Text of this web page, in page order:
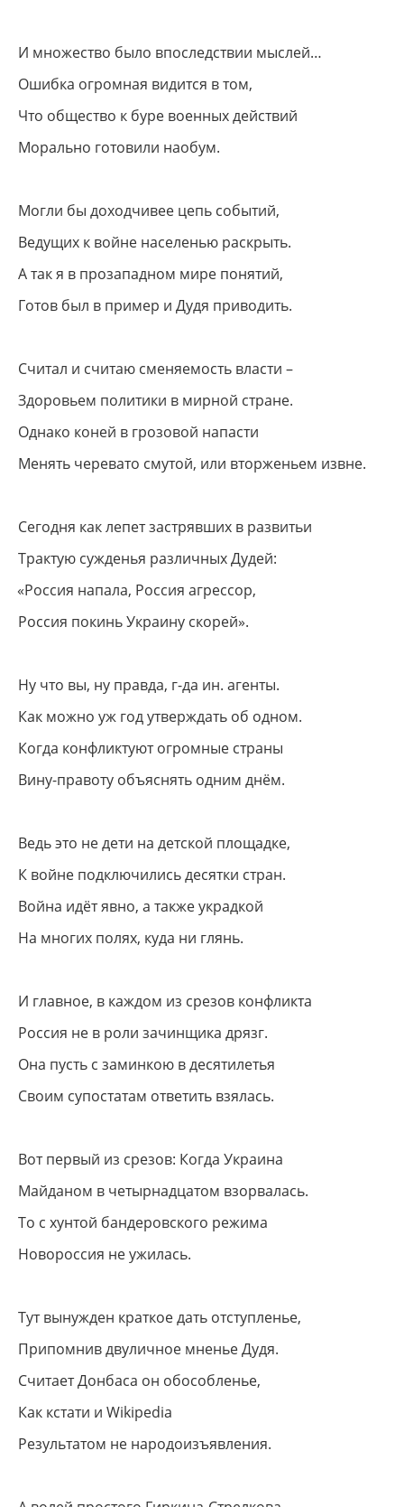
И множество было впоследствии мыслей…
Ошибка огромная видится в том,
Что общество к буре военных действий
Морально готовили наобум.
Могли бы доходчивее цепь событий,
Ведущих к войне населенью раскрыть.
А так я в прозападном мире понятий,
Готов был в пример и Дудя приводить.
Считал и считаю сменяемость власти –
Здоровьем политики в мирной стране.
Однако коней в грозовой напасти
Менять черевато смутой, или вторженьем извне.
Сегодня как лепет застрявших в развитьи
Трактую сужденья различных Дудей:
«Россия напала, Россия агрессор,
Россия покинь Украину скорей».
Ну что вы, ну правда, г-да ин. агенты.
Как можно уж год утверждать об одном.
Когда конфликтуют огромные страны
Вину-правоту объяснять одним днём.
Ведь это не дети на детской площадке,
К войне подключились десятки стран.
Война идёт явно, а также украдкой
На многих полях, куда ни глянь.
И главное, в каждом из срезов конфликта
Россия не в роли зачинщика дрязг.
Она пусть с заминкою в десятилетья
Своим супостатам ответить взялась.
Вот первый из срезов: Когда Украина
Майданом в четырнадцатом взорвалась.
То с хунтой бандеровского режима
Новороссия не ужилась.
Тут вынужден краткое дать отступленье,
Припомнив двуличное мненье Дудя.
Считает Донбаса он обособленье,
Как кстати и Wikipedia
Результатом не народоизъявления.